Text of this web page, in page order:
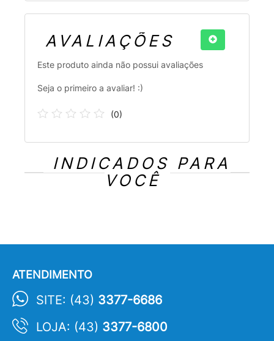
AVALIAÇÕES
Este produto ainda não possui avaliações
Seja o primeiro a avaliar! :)
(0)
INDICADOS PARA
VOCÊ
ATENDIMENTO
SITE: (43) 3377-6686
LOJA: (43) 3377-6800